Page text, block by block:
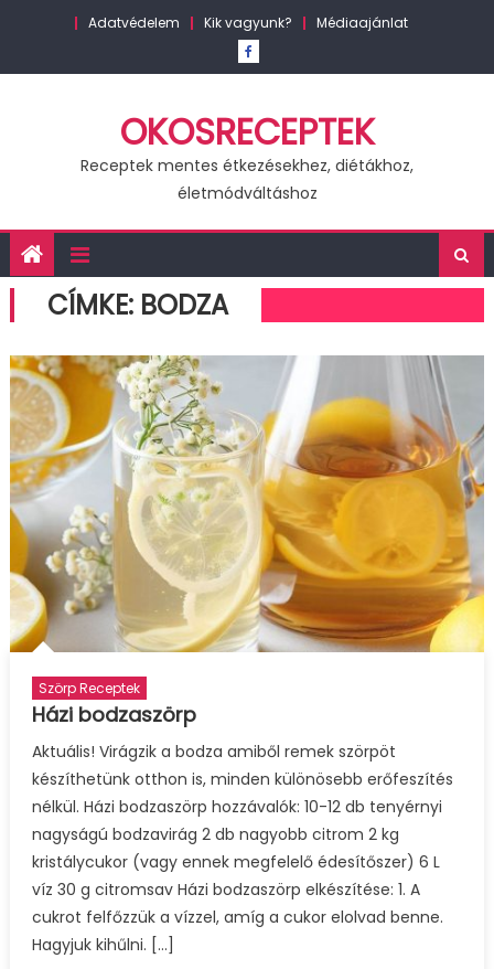
Adatvédelem Kik vagyunk? Médiaajánlat
OKOSRECEPTEK
Receptek mentes étkezésekhez, diétákhoz,
életmódváltáshoz
CÍMKE: BODZA
Szörp Receptek
Házi bodzaszörp
Aktuális! Virágzik a bodza amiből remek szörpöt
készíthetünk otthon is, minden különösebb erőfeszítés
nélkül. Házi bodzaszörp hozzávalók: 10-12 db tenyérnyi
nagyságú bodzavirág 2 db nagyobb citrom 2 kg
kristálycukor (vagy ennek megfelelő édesítőszer) 6 L
víz 30 g citromsav Házi bodzaszörp elkészítése: 1. A
cukrot felfőzzük a vízzel, amíg a cukor elolvad benne.
Hagyjuk kihűlni. […]